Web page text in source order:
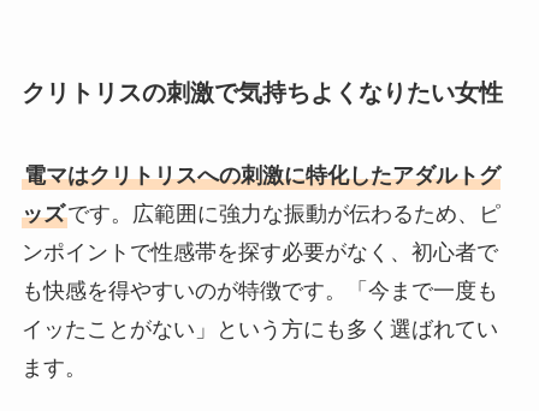
クリトリスの刺激で気持ちよくなりたい女性
電マはクリトリスへの刺激に特化したアダルトグ
ッズです。広範囲に強力な振動が伝わるため、ピ
ンポイントで性感帯を探す必要がなく、初心者で
も快感を得やすいのが特徴です。「今まで一度も
イッたことがない」という方にも多く選ばれてい
ます。